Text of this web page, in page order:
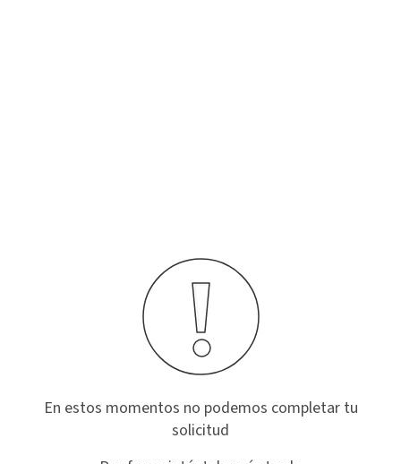
En estos momentos no podemos completar tu
solicitud